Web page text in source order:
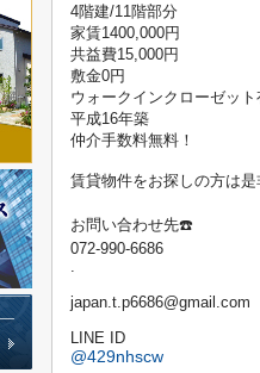
4階建/11階部分
家賃1400,000円
共益費15,000円
敷金0円
ウォークインクローゼット
平成16年築
仲介手数料無料！
賃貸物件をお探しの方は
お問い合わせ先☎️
072-990-6686
.
japan.t.p6686@gmail.com
LINE ID
@429nhscw